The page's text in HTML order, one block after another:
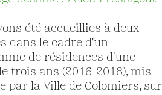
été accueillies à deux
dans le cadre d'un
de résidences d'une
trois ans (2016-2018), mis
par la Ville de Colomiers, sur